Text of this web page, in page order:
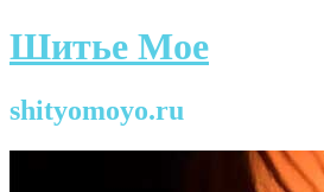
Шитье Мое
shityomoyo.ru